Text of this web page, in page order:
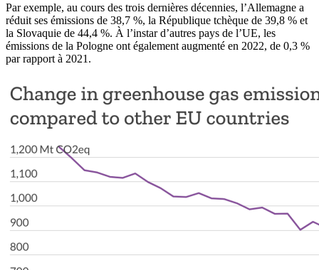
Par exemple, au cours des trois dernières décennies, l’Allemagne a
réduit ses émissions de 38,7 %, la République tchèque de 39,8 % et
la Slovaquie de 44,4 %. À l’instar d’autres pays de l’UE, les
émissions de la Pologne ont également augmenté en 2022, de 0,3 %
par rapport à 2021.